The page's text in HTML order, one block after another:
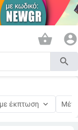
shopping_basket account_circle
search
έκπτωση keyboard_arrow_down